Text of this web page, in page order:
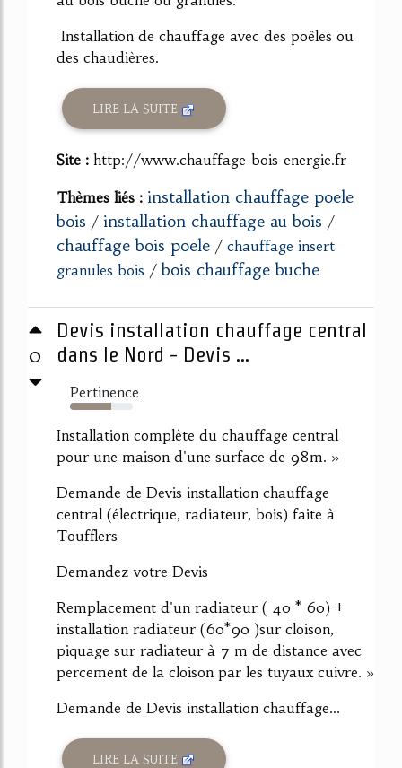
Installation de chauffage avec des poêles ou
des chaudières.
LIRE LA SUITE
Site : http://www.chauffage-bois-energie.fr
Thèmes liés : installation chauffage poele
bois / installation chauffage au bois /
chauffage bois poele / chauffage insert
granules bois / bois chauffage buche
0
Devis installation chauffage central
dans le Nord - Devis ...
Pertinence
65%
Installation complète du chauffage central
pour une maison d'une surface de 98m. »
Demande de Devis installation chauffage
central (électrique, radiateur, bois) faite à
Toufflers
Demandez votre Devis
Remplacement d'un radiateur ( 40 * 60) +
installation radiateur (60*90 )sur cloison,
piquage sur radiateur à 7 m de distance avec
percement de la cloison par les tuyaux cuivre. »
Demande de Devis installation chauffage...
LIRE LA SUITE